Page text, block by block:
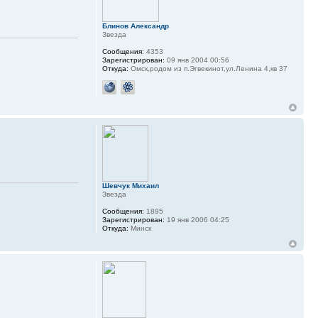
Блинов Александр
Звезда
Сообщения: 4353
Зарегистрирован: 09 янв 2004 00:56
Откуда: Омск,родом из п.Эгвекинот,ул.Ленина 4,кв 37
Шевчук Михаил
Звезда
Сообщения: 1895
Зарегистрирован: 19 янв 2006 04:25
Откуда: Минск